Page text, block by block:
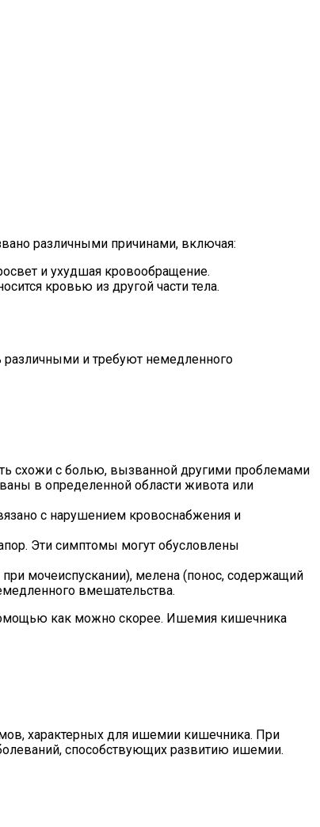
различными причинами, включая:
и ухудшая кровообращение.
кровью из другой части тела.
и требуют немедленного
схожи с болью, вызванной другими проблемами
в определенной области живота или
с нарушением кровоснабжения и
Эти симптомы могут обусловлены
мочеиспускании), мелена (понос, содержащий
вмешательства.
как можно скорее. Ишемия кишечника
характерных для ишемии кишечника. При
способствующих развитию ишемии.